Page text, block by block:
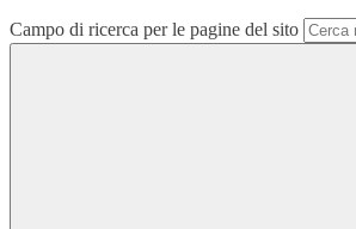
Campo di ricerca per le pagine del sito